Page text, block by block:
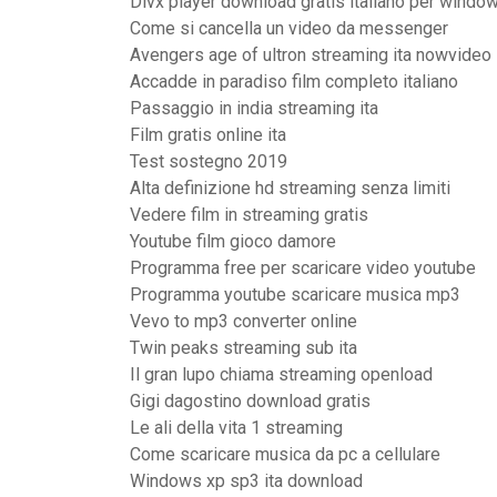
Come si cancella un video da messenger
Avengers age of ultron streaming ita nowvideo
Accadde in paradiso film completo italiano
Passaggio in india streaming ita
Film gratis online ita
Test sostegno 2019
Alta definizione hd streaming senza limiti
Vedere film in streaming gratis
Youtube film gioco damore
Programma free per scaricare video youtube
Programma youtube scaricare musica mp3
Vevo to mp3 converter online
Twin peaks streaming sub ita
Il gran lupo chiama streaming openload
Gigi dagostino download gratis
Le ali della vita 1 streaming
Come scaricare musica da pc a cellulare
Windows xp sp3 ita download